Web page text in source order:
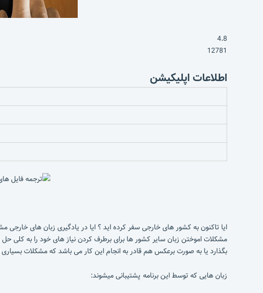
4.8
12781
اطلاعات اپلیکیشن
مشکلات اموختن زبان سایر کشور ها برای برطرف کردن نیاز های خود را به کلی
بگذارد یا به صورت برعکس هم قادر به انجام این کار می باشد که مشکلات بسیاری
زبان هایی که توسط این برنامه پشتیبانی میشوند: